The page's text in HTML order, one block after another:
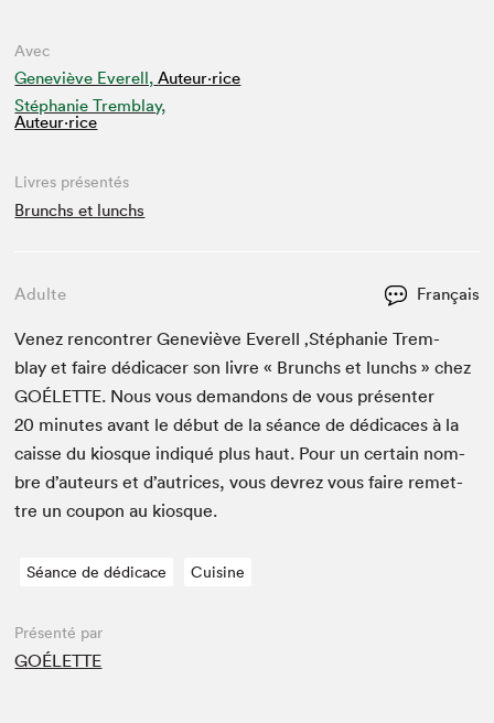
Avec
Geneviève Everell, Auteur·rice
Stéphanie Tremblay,
Auteur·rice
Livres présentés
Brunchs et lunchs
Adulte Français
Venez ren­con­tr­er Geneviève Everell‚Stéphanie Trem­
blay et faire dédi­cac­er son livre « Brunchs et lunchs » chez
GOÉLETTE. Nous vous deman­dons de vous présen­ter
20 min­utes avant le début de la séance de dédi­caces à la
caisse du kiosque indiqué plus haut. Pour un cer­tain nom­
bre d’auteurs et d’autrices, vous devrez vous faire remet­
tre un coupon au kiosque.
Séance de dédicace Cuisine
Présenté par
GOÉLETTE